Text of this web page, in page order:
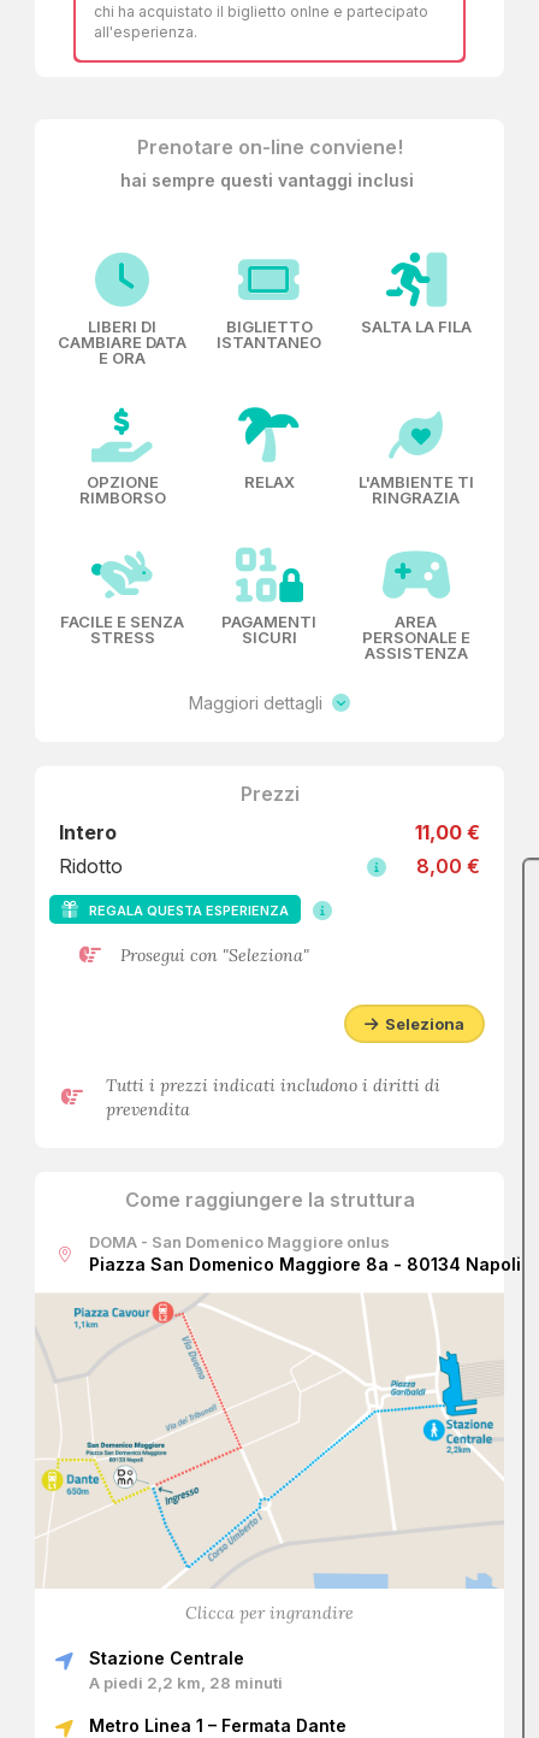
chi ha acquistato il biglietto onlne e partecipato
all'esperienza.
Prenotare on-line conviene!
hai sempre questi vantaggi inclusi
LIBERI DI
CAMBIARE DATA
E ORA
BIGLIETTO
ISTANTANEO
SALTA LA FILA
OPZIONE
RIMBORSO
RELAX
L'AMBIENTE TI
RINGRAZIA
FACILE E SENZA
STRESS
PAGAMENTI
SICURI
AREA
PERSONALE E
ASSISTENZA
Maggiori dettagli
Prezzi
Intero
11,00 €
Ridotto
8,00 €
REGALA QUESTA ESPERIENZA
Prosegui con "Seleziona"
Seleziona
Tutti i prezzi indicati includono i diritti di
prevendita
Come raggiungere la struttura
DOMA - San Domenico Maggiore onlus
Piazza San Domenico Maggiore 8a - 80134 Napoli
Clicca per ingrandire
Stazione Centrale
A piedi 2,2 km, 28 minuti
Metro Linea 1 – Fermata Dante